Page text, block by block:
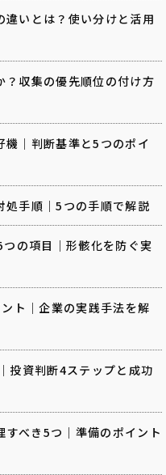
違いとは？使い分けと活用
？収集の優先順位の付け方
｜判断基準と5つのポイ
処手順｜5つの手順で解説
の項目｜形骸化を防ぐ実
ト｜企業の実践手法を解
投資判断4ステップと成功
べき5つ｜準備のポイント